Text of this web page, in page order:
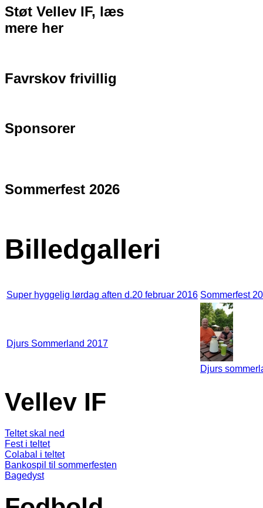
Støt Vellev IF, læs
mere her
Favrskov frivillig
Sponsorer
Sommerfest 2026
Billedgalleri
Super hyggelig lørdag aften d.20 februar 2016 Sommerfest
Djurs Sommerland 2017
Djurs
Vellev IF
Teltet skal ned
Fest i teltet
Colabal i teltet
Bankospil til sommerfesten
Bagedyst